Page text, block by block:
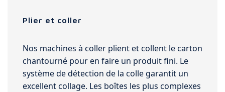
Plier et coller
Nos machines à coller plient et collent le carton
chantourné pour en faire un produit fini. Le
système de détection de la colle garantit un
excellent collage. Les boîtes les plus complexes